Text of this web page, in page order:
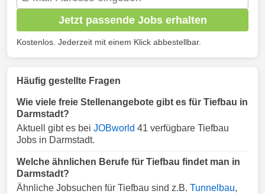
Jetzt passende Jobs erhalten
Kostenlos. Jederzeit mit einem Klick abbestellbar.
Häufig gestellte Fragen
Wie viele freie Stellenangebote gibt es für Tiefbau in
Darmstadt?
Aktuell gibt es bei JOBworld 41 verfügbare Tiefbau
Jobs in Darmstadt.
Welche ähnlichen Berufe für Tiefbau findet man in
Darmstadt?
Ähnliche Jobsuchen für Tiefbau sind z.B. Tunnelbau,